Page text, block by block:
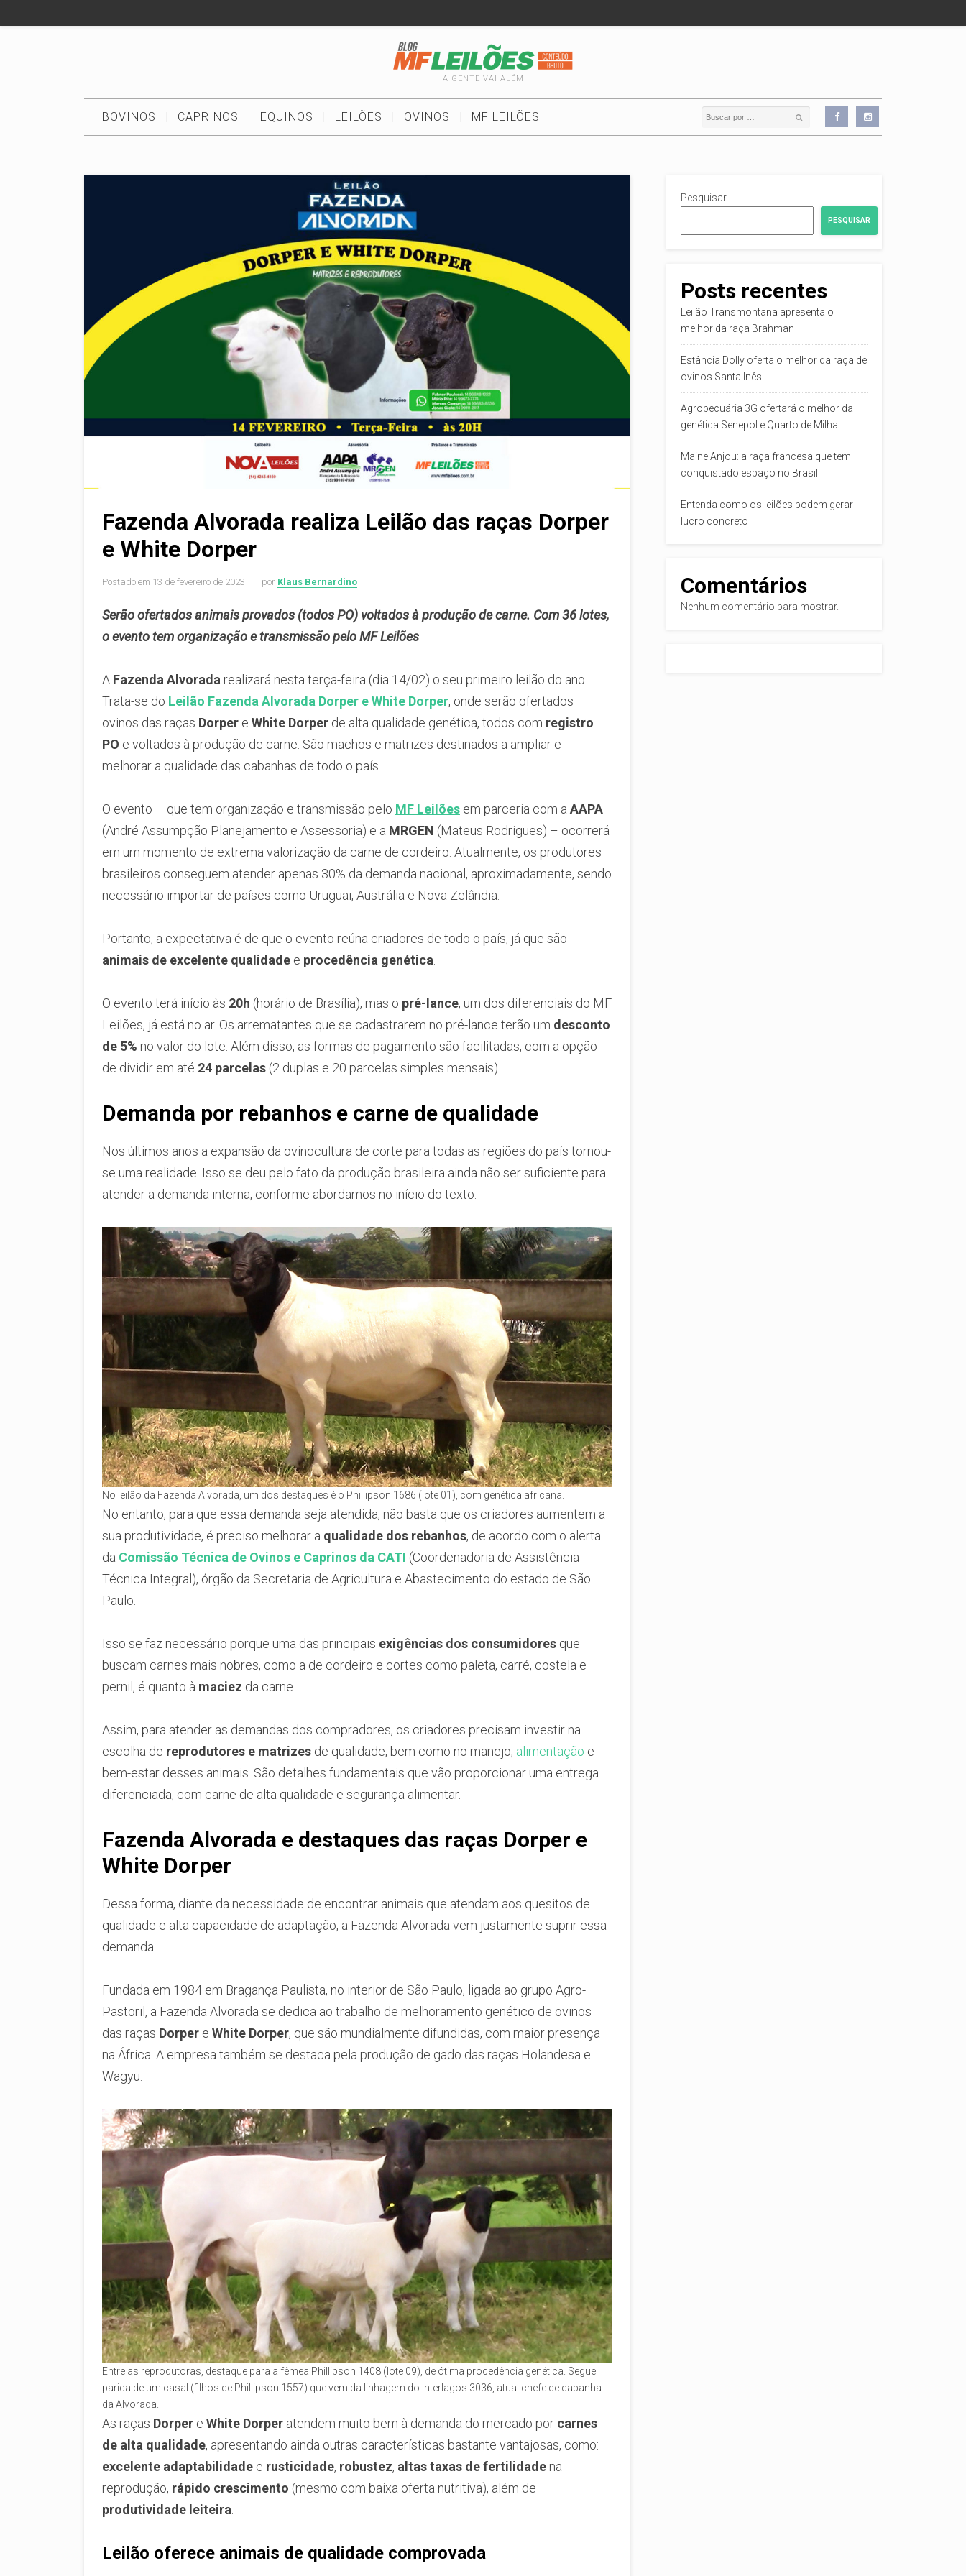
A GENTE VAI ALÉM
BOVINOS CAPRINOS EQUINOS LEILÕES OVINOS MF LEILÕES
Fazenda Alvorada realiza Leilão das raças Dorper
e White Dorper
Postado em 13 de fevereiro de 2023 por Klaus Bernardino
Serão ofertados animais provados (todos PO) voltados à produção de carne. Com 36 lotes,
o evento tem organização e transmissão pelo MF Leilões
A Fazenda Alvorada realizará nesta terça-feira (dia 14/02) o seu primeiro leilão do ano.
Trata-se do Leilão Fazenda Alvorada Dorper e White Dorper, onde serão ofertados
ovinos das raças Dorper e White Dorper de alta qualidade genética, todos com registro
PO e voltados à produção de carne. São machos e matrizes destinados a ampliar e
melhorar a qualidade das cabanhas de todo o país.
O evento – que tem organização e transmissão pelo MF Leilões em parceria com a AAPA
(André Assumpção Planejamento e Assessoria) e a MRGEN (Mateus Rodrigues) – ocorrerá
em um momento de extrema valorização da carne de cordeiro. Atualmente, os produtores
brasileiros conseguem atender apenas 30% da demanda nacional, aproximadamente, sendo
necessário importar de países como Uruguai, Austrália e Nova Zelândia.
Portanto, a expectativa é de que o evento reúna criadores de todo o país, já que são
animais de excelente qualidade e procedência genética.
O evento terá início às 20h (horário de Brasília), mas o pré-lance, um dos diferenciais do MF
Leilões, já está no ar. Os arrematantes que se cadastrarem no pré-lance terão um desconto
de 5% no valor do lote. Além disso, as formas de pagamento são facilitadas, com a opção
de dividir em até 24 parcelas (2 duplas e 20 parcelas simples mensais).
Demanda por rebanhos e carne de qualidade
Nos últimos anos a expansão da ovinocultura de corte para todas as regiões do país tornou-
se uma realidade. Isso se deu pelo fato da produção brasileira ainda não ser suficiente para
atender a demanda interna, conforme abordamos no início do texto.
No leilão da Fazenda Alvorada, um dos destaques é o Phillipson 1686 (lote 01), com genética africana.
No entanto, para que essa demanda seja atendida, não basta que os criadores aumentem a
sua produtividade, é preciso melhorar a qualidade dos rebanhos, de acordo com o alerta
da Comissão Técnica de Ovinos e Caprinos da CATI (Coordenadoria de Assistência
Técnica Integral), órgão da Secretaria de Agricultura e Abastecimento do estado de São
Paulo.
Isso se faz necessário porque uma das principais exigências dos consumidores que
buscam carnes mais nobres, como a de cordeiro e cortes como paleta, carré, costela e
pernil, é quanto à maciez da carne.
Assim, para atender as demandas dos compradores, os criadores precisam investir na
escolha de reprodutores e matrizes de qualidade, bem como no manejo, alimentação e
bem-estar desses animais. São detalhes fundamentais que vão proporcionar uma entrega
diferenciada, com carne de alta qualidade e segurança alimentar.
Fazenda Alvorada e destaques das raças Dorper e
White Dorper
Dessa forma, diante da necessidade de encontrar animais que atendam aos quesitos de
qualidade e alta capacidade de adaptação, a Fazenda Alvorada vem justamente suprir essa
demanda.
Fundada em 1984 em Bragança Paulista, no interior de São Paulo, ligada ao grupo Agro-
Pastoril, a Fazenda Alvorada se dedica ao trabalho de melhoramento genético de ovinos
das raças Dorper e White Dorper, que são mundialmente difundidas, com maior presença
na África. A empresa também se destaca pela produção de gado das raças Holandesa e
Wagyu.
Entre as reprodutoras, destaque para a fêmea Phillipson 1408 (lote 09), de ótima procedência genética. Segue
parida de um casal (filhos de Phillipson 1557) que vem da linhagem do Interlagos 3036, atual chefe de cabanha
da Alvorada.
As raças Dorper e White Dorper atendem muito bem à demanda do mercado por carnes
de alta qualidade, apresentando ainda outras características bastante vantajosas, como:
excelente adaptabilidade e rusticidade, robustez, altas taxas de fertilidade na
reprodução, rápido crescimento (mesmo com baixa oferta nutritiva), além de
produtividade leiteira
Leilão oferece animais de qualidade comprovada
Pesquisar
PESQUISAR
Posts recentes
Leilão Transmontana apresenta o
melhor da raça Brahman
Estância Dolly oferta o melhor da raça de
ovinos Santa Inês
Agropecuária 3G ofertará o melhor da
genética Senepol e Quarto de Milha
Maine Anjou: a raça francesa que tem
conquistado espaço no Brasil
Entenda como os leilões podem gerar
lucro concreto
Comentários
Nenhum comentário para mostrar.